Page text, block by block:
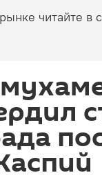
читайте